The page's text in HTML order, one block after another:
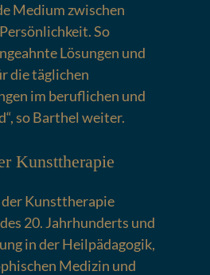
Medium zwischen
So
Lösungen und
die täglichen
im beruflichen und
so Barthel weiter.
Kunsttherapie
Kunsttherapie
20. Jahrhunderts und
in der Heilpädagogik,
Medizin und